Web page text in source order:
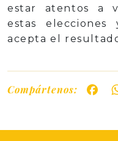
estar atentos a
estas
acepta el
Compártenos: